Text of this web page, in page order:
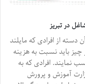
در تبریز
از افرادی که مایلند
چیز باید نسبت به هزینه
نمایند. افرادی که به
آموزش و پرورش